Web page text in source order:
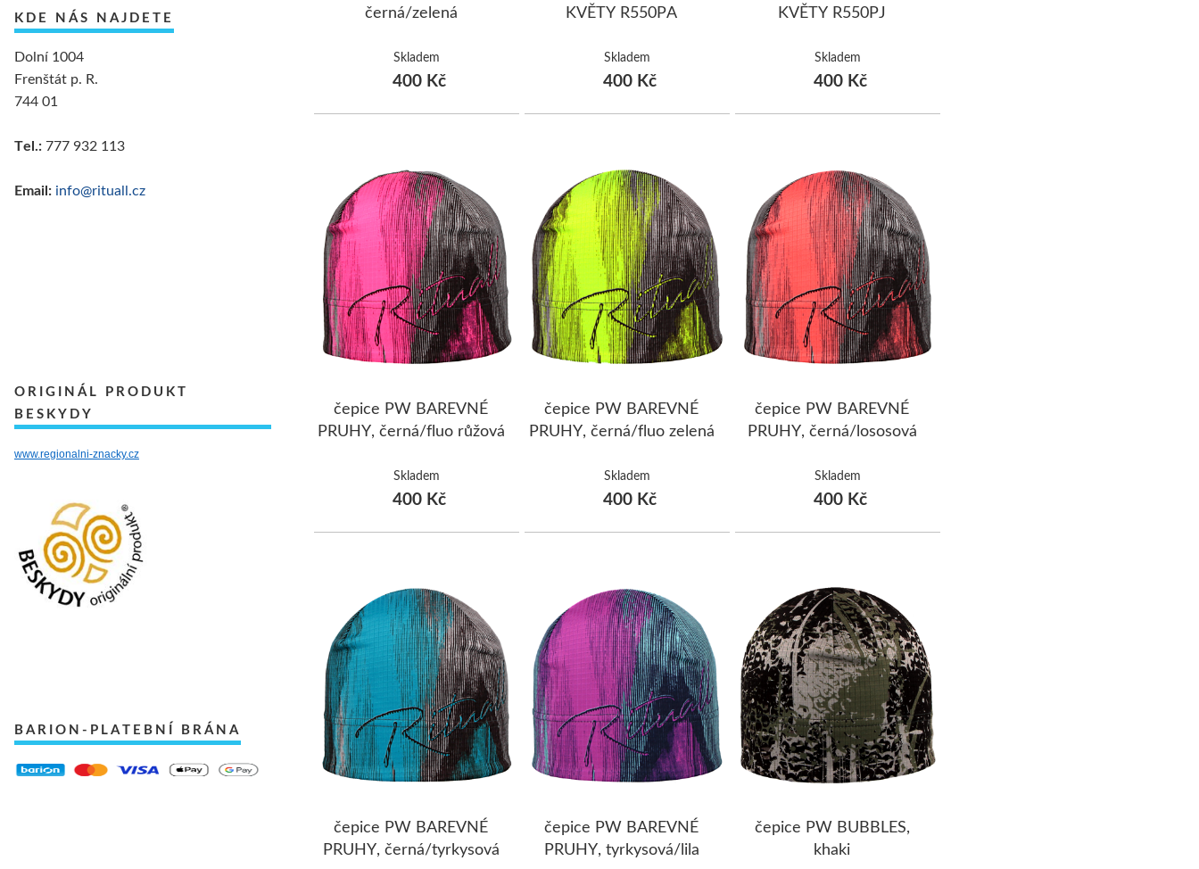
KDE NÁS NAJDETE
Dolní 1004
Frenštát p. R.
744 01
Tel.: 777 932 113
Email: info@rituall.cz
ORIGINÁL PRODUKT
BESKYDY
www.regionalni-znacky.cz
BARION-PLATEBNÍ BRÁNA
černá/zelená
Skladem
400 Kč
KVĚTY R550PA
Skladem
400 Kč
KVĚTY R550PJ
Skladem
400 Kč
čepice PW BAREVNÉ
PRUHY, černá/fluo růžová
Skladem
400 Kč
čepice PW BAREVNÉ
PRUHY, černá/fluo zelená
Skladem
400 Kč
čepice PW BAREVNÉ
PRUHY, černá/lososová
Skladem
400 Kč
čepice PW BAREVNÉ
PRUHY, černá/tyrkysová
čepice PW BAREVNÉ
PRUHY, tyrkysová/lila
čepice PW BUBBLES,
khaki